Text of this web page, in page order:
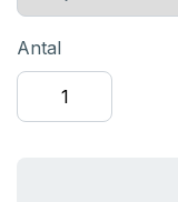
Antal